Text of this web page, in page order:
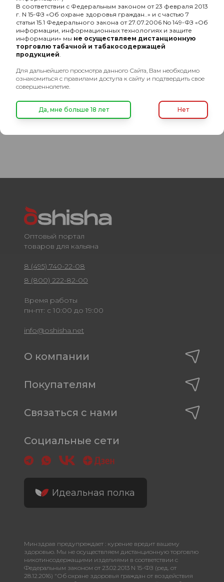
Табак нюхательный
WALTER RALEIGH
Eucalyptus
(фольгированный
пакетик) 10гр
265₽
Оптовый портал
товаров для кальяна
8 (495) 740-22-08
8 (800) 222-82-00
Время работы
пн-пт: с 10:00 до 19:00
info@oshisha.net
О компании
Покупателям
Связаться с нами
Социальные сети
Идеальная полка
Минздрав предупреждает : курение вредит вашему
здоровью. Мы не осуществляем дистанционную торговлю
никотинсодержащими изделиями в соответствии с
Федеральным законом от 23.02.2013 N 15-ФЗ (ред. от
28.12.2016) "Об охране здоровья граждан от воздействия
В соответствии с Федеральным законом от 23 февраля 2013
г. N 15-ФЗ «Об охране здоровья граждан..» и с частью 7
статьи 15.1 Федерального закона от 27.07.2006 No 149-ФЗ «Об
информации, информационных технологиях и защите
информации» мы не осуществляем дистанционную
торговлю табачной и табакосодержащей
продукцией.
Для дальнейшего просмотра данного Сайта, Вам необходимо
ознакомиться с правилами доступа к сайту и подтвердить свое
совершеннолетие.
Да, мне больше 18 лет Нет